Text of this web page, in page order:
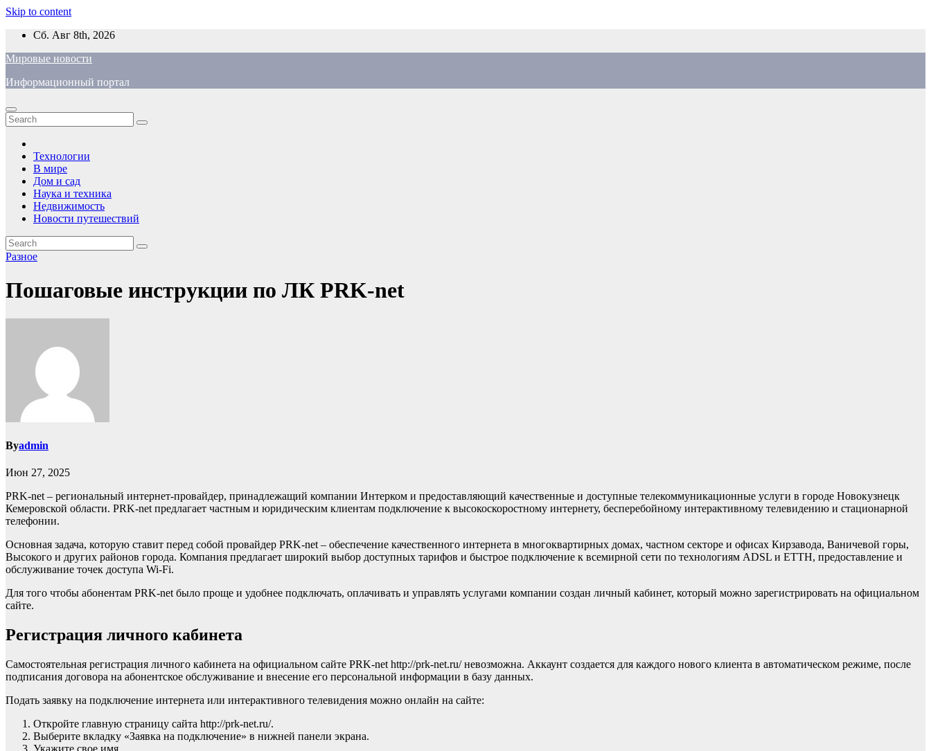
Skip to content
Сб. Авг 8th, 2026
Мировые новости
Информационный портал
Технологии
В мире
Дом и сад
Наука и техника
Недвижимость
Новости путешествий
Разное
Пошаговые инструкции по ЛК PRK-net
Byadmin
Июн 27, 2025
PRK-net – региональный интернет-провайдер, принадлежащий компании Интерком и предоставляющий качественные и доступные телекоммуникационные услуги в городе Новокузнецк
Кемеровской области. PRK-net предлагает частным и юридическим клиентам подключение к высокоскоростному интернету, бесперебойному интерактивному телевидению и стационарной
телефонии.
Основная задача, которую ставит перед собой провайдер PRK-net – обеспечение качественного интернета в многоквартирных домах, частном секторе и офисах Кирзавода, Ваничевой горы,
Высокого и других районов города. Компания предлагает широкий выбор доступных тарифов и быстрое подключение к всемирной сети по технологиям ADSL и ETTH, предоставление и
обслуживание точек доступа Wi-Fi.
Для того чтобы абонентам PRK-net было проще и удобнее подключать, оплачивать и управлять услугами компании создан личный кабинет, который можно зарегистрировать на официальном
сайте.
Регистрация личного кабинета
Самостоятельная регистрация личного кабинета на официальном сайте PRK-net http://prk-net.ru/ невозможна. Аккаунт создается для каждого нового клиента в автоматическом режиме, после
подписания договора на абонентское обслуживание и внесение его персональной информации в базу данных.
Подать заявку на подключение интернета или интерактивного телевидения можно онлайн на сайте:
Откройте главную страницу сайта http://prk-net.ru/.
Выберите вкладку «Заявка на подключение» в нижней панели экрана.